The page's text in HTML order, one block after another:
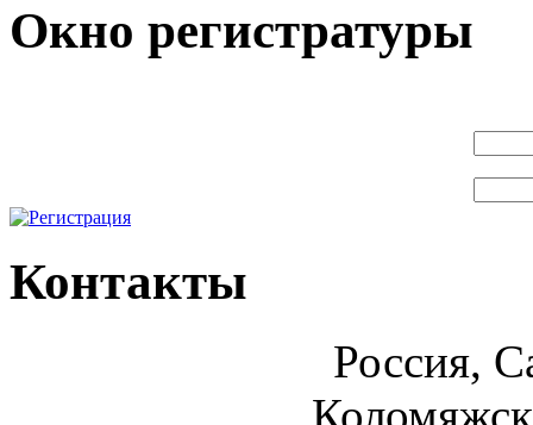
Окно регистратуры
Контакты
Россия,